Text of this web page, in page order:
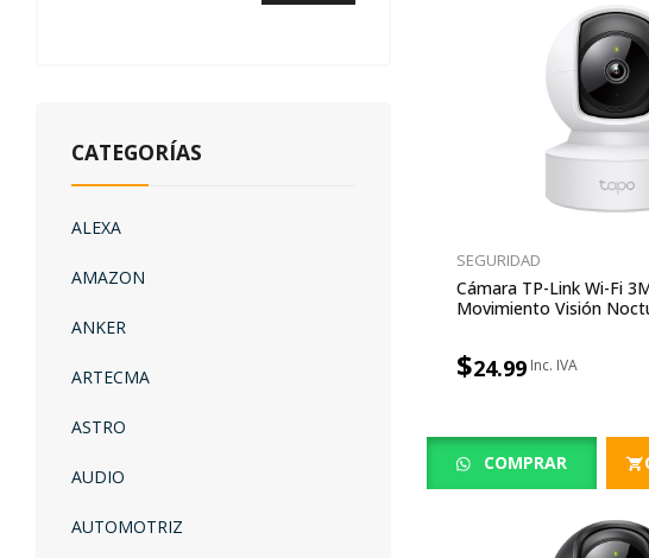
SEGURIDAD
Cámara TP-Link Wi-Fi
Movimiento Visión
$24.99
COMPRAR
CATEGORÍAS
ALEXA
AMAZON
ANKER
ARTECMA
ASTRO
AUDIO
AUTOMOTRIZ